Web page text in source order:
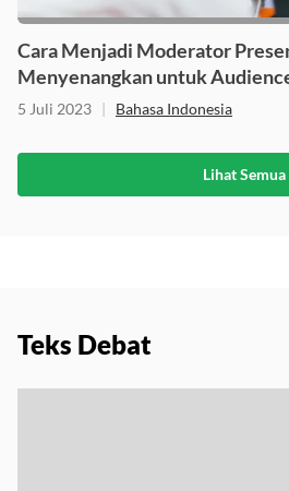
Cara Menjadi Moderator
Menyenangkan untuk
5 Juli 2023 | Bahasa Indonesia
Lihat Semua
Teks Debat